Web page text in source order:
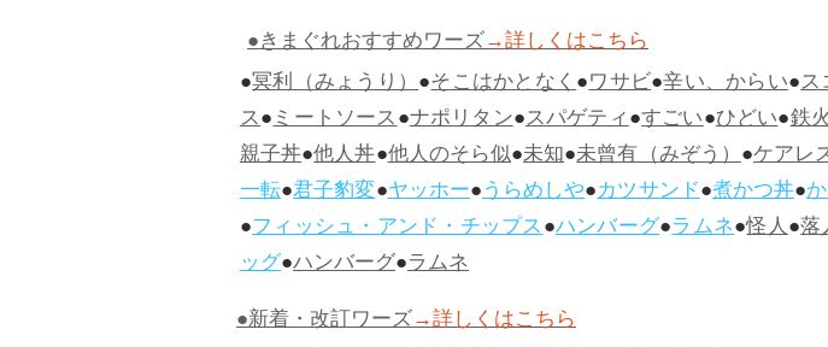
●きまぐれおすすめワーズ→詳しくはこちら
●冥利（みょうり）●そこはかとなく●ワサビ●辛い、からい●ス
ス●ミートソース●ナポリタン●スパゲティ●すごい●ひどい●鉄
親子丼●他人丼●他人のそら似●未知●未曾有（みぞう）●ケアレ
一転●君子豹変●ヤッホー●うらめしや●カツサンド●煮かつ丼●
●フィッシュ・アンド・チップス●ハンバーグ●ラムネ●怪人●落
ッグ●ハンバーグ●ラムネ
●新着・改訂ワーズ→詳しくはこちら